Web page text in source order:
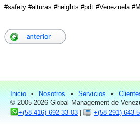
#safety #alturas #heights #pdt #Venezuela
Inicio • Nosotros • Servicios •
© 2005-2026 Global Management de
+(58-416) 692-33-03 | +(58-291) 643-